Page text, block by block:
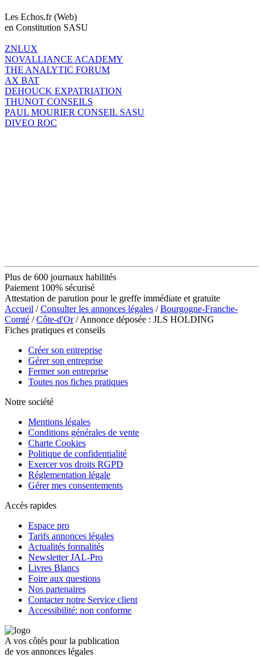
Les Echos.fr (Web)
en Constitution SASU
ZNLUX
NOVALLIANCE ACADEMY
THE ANALYTIC FORUM
AX BAT
DEHOUCK EXPATRIATION
THUNOT CONSEILS
PAUL MOURIER CONSEIL SASU
DIVEO ROC
Plus de 600 journaux habilités
Paiement 100% sécurisé
Attestation de parution pour le greffe immédiate et gratuite
Accueil /Consulter les annonces légales /Bourgogne-Franche-
Comté /Côte-d'Or/ Annonce déposée : JLS HOLDING
Fiches pratiques et conseils
Créer son entreprise
Gérer son entreprise
Fermer son entreprise
Toutes nos fiches pratiques
Notre société
Mentions légales
Conditions générales de vente
Charte Cookies
Politique de confidentialité
Exercer vos droits RGPD
Réglementation légale
Gérer mes consentements
Accès rapides
Espace pro
Tarifs annonces légales
Actualités formalités
Newsletter JAL-Pro
Livres Blancs
Foire aux questions
Nos partenaires
Contacter notre Service client
Accessibilité: non conforme
A vos côtés pour la publication
de vos annonces légales